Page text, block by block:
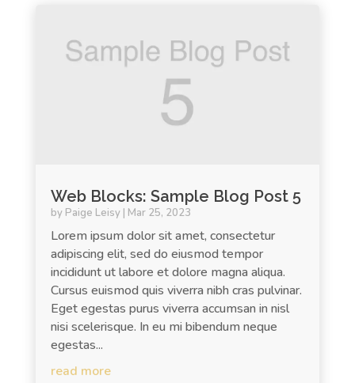
Web Blocks: Sample Blog Post 5
by Paige Leisy| Mar 25, 2023
Lorem ipsum dolor sit amet, consectetur
adipiscing elit, sed do eiusmod tempor
incididunt ut labore et dolore magna aliqua.
Cursus euismod quis viverra nibh cras pulvinar.
Eget egestas purus viverra accumsan in nisl
nisi scelerisque. In eu mi bibendum neque
egestas...
read more